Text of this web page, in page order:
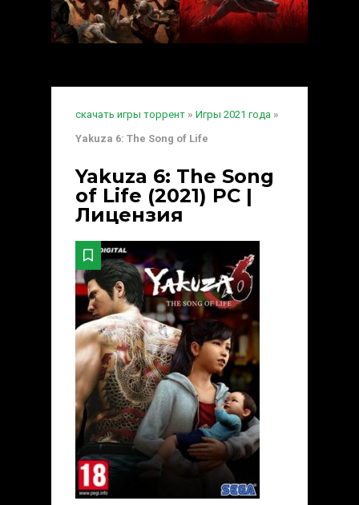
скачать игры торрент » Игры 2021 года »
Yakuza 6: The Song of Life
Yakuza 6: The Song
of Life (2021) PC |
Лицензия